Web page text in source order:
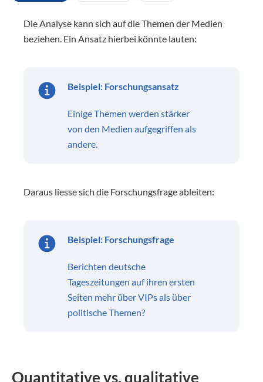
Die Analyse kann sich auf die Themen der Medien
beziehen. Ein Ansatz hierbei könnte lauten:
Beispiel: Forschungsansatz
Einige Themen werden stärker
von den Medien aufgegriffen als
andere.
Daraus liesse sich die Forschungsfrage ableiten:
Beispiel: Forschungsfrage
Berichten deutsche
Tageszeitungen auf ihren ersten
Seiten mehr über VIPs als über
politische Themen?
Quantitative vs. qualitative